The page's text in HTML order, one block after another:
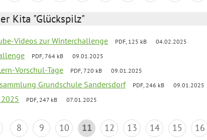
Kita "Glückspilz"
Videos zur Winterchallenge PDF, 125 kB 04.02.2025
PDF, 764 kB 09.01.2025
Vorschul-Tage PDF, 720 kB 09.01.2025
Grundschule Sandersdorf PDF, 246 kB 09.01.2025
PDF, 247 kB 07.01.2025
8 9 10 11 12 13 14 15 16